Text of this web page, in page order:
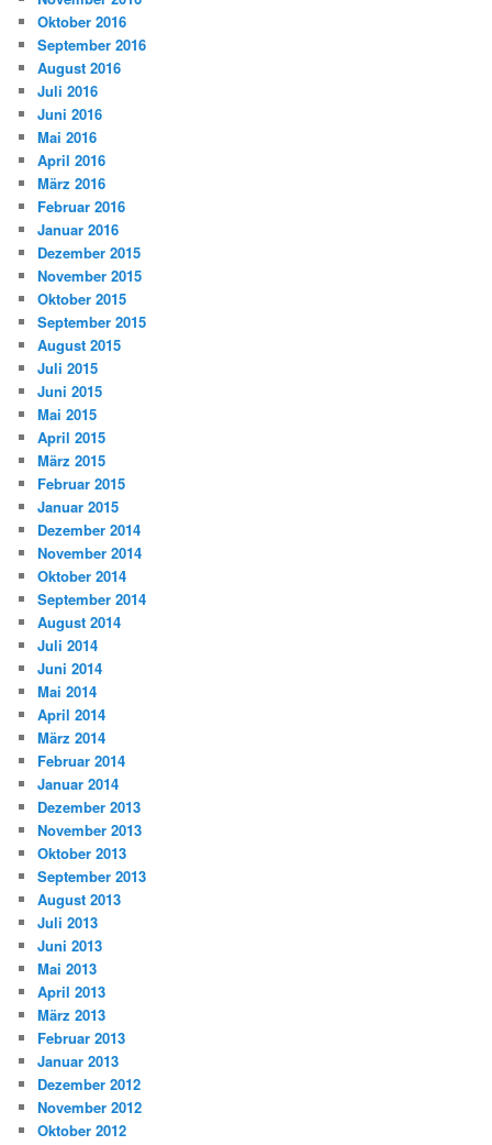
Oktober 2016
September 2016
August 2016
Juli 2016
Juni 2016
Mai 2016
April 2016
März 2016
Februar 2016
Januar 2016
Dezember 2015
November 2015
Oktober 2015
September 2015
August 2015
Juli 2015
Juni 2015
Mai 2015
April 2015
März 2015
Februar 2015
Januar 2015
Dezember 2014
November 2014
Oktober 2014
September 2014
August 2014
Juli 2014
Juni 2014
Mai 2014
April 2014
März 2014
Februar 2014
Januar 2014
Dezember 2013
November 2013
Oktober 2013
September 2013
August 2013
Juli 2013
Juni 2013
Mai 2013
April 2013
März 2013
Februar 2013
Januar 2013
Dezember 2012
November 2012
Oktober 2012